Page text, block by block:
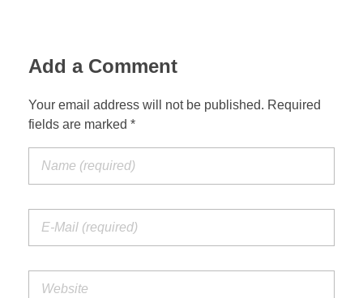
Add a Comment
Your email address will not be published. Required
fields are marked *